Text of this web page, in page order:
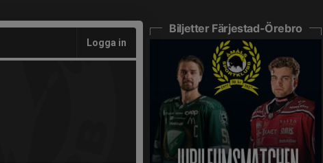
Logga in
Biljetter Färjestad-Örebro